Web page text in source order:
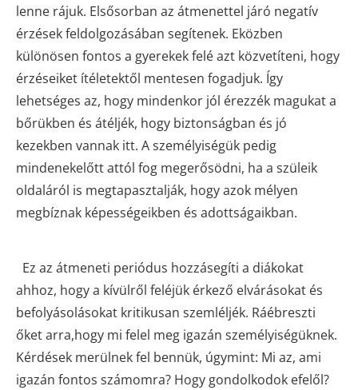
lenne rájuk. Elsősorban az átmenettel járó negatív
érzések feldolgozásában segítenek. Eközben
különösen fontos a gyerekek felé azt közvetíteni, hogy
érzéseiket ítéletektől mentesen fogadjuk. Így
lehetséges az, hogy mindenkor jól érezzék magukat a
bőrükben és átéljék, hogy biztonságban és jó
kezekben vannak itt. A személyiségük pedig
mindenekelőtt attól fog megerősödni, ha a szüleik
oldaláról is megtapasztalják, hogy azok mélyen
megbíznak képességeikben és adottságaikban.
Ez az átmeneti periódus hozzásegíti a diákokat
ahhoz, hogy a kívülről feléjük érkező elvárásokat és
befolyásolásokat kritikusan szemléljék. Ráébreszti
őket arra,hogy mi felel meg igazán személyiségüknek.
Kérdések merülnek fel bennük, úgymint: Mi az, ami
igazán fontos számomra? Hogy gondolkodok efelől?